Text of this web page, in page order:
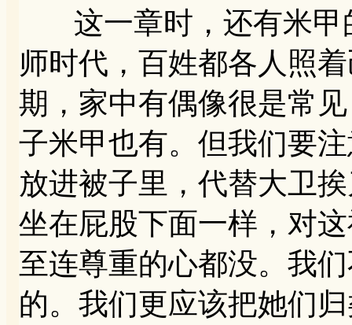
这一章时，还有米甲
师时代，百姓都各人照
期，家中有偶像很是常
子米甲也有。但我们要
放进被子里，代替大卫
坐在屁股下面一样，对
至连尊重的心都没。我
的。我们更应该把她们